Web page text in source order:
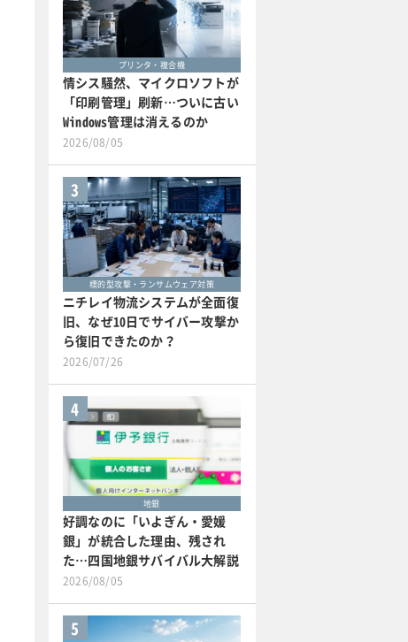
プリンタ・複合機
情シス騒然、マイクロソフトが
「印刷管理」刷新…ついに古い
Windows管理は消えるのか
2026/08/05
3
標的型攻撃・ランサムウェア対策
ニチレイ物流システムが全面復
旧、なぜ10日でサイバー攻撃か
ら復旧できたのか？
2026/07/26
4
地銀
好調なのに「いよぎん・愛媛
銀」が統合した理由、残され
た…四国地銀サバイバル大解説
2026/08/05
5